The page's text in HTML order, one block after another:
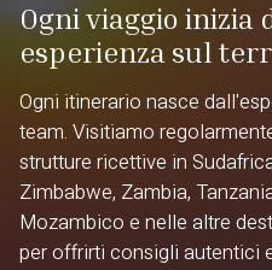
Ogni viaggio inizia
esperienza sul
Ogni itinerario nasce
team. Visitiamo
strutture ricettive in
Zimbabwe, Zambia,
Mozambico e nelle altre
per offrirti consigli autentici